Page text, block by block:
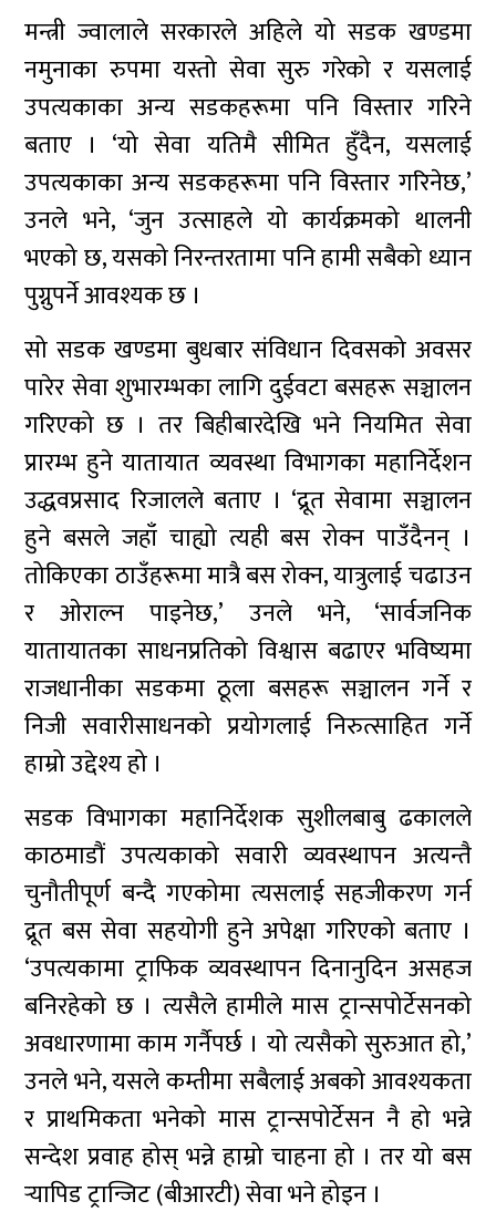
मन्त्री ज्वालाले सरकारले अहिले यो सडक खण्डमा
नमुनाका रुपमा यस्तो सेवा सुरु गरेको र यसलाई
उपत्यकाका अन्य सडकहरूमा पनि विस्तार गरिने
बताए । ‘यो सेवा यतिमै सीमित हुँदैन, यसलाई
उपत्यकाका अन्य सडकहरूमा पनि विस्तार गरिनेछ,’
उनले भने, ‘जुन उत्साहले यो कार्यक्रमको थालनी
भएको छ, यसको निरन्तरतामा पनि हामी सबैको ध्यान
पुग्नुपर्ने आवश्यक छ ।
सो सडक खण्डमा बुधबार संविधान दिवसको अवसर
पारेर सेवा शुभारम्भका लागि दुईवटा बसहरू सञ्चालन
गरिएको छ । तर बिहीबारदेखि भने नियमित सेवा
प्रारम्भ हुने यातायात व्यवस्था विभागका महानिर्देशन
उद्धवप्रसाद रिजालले बताए । ‘द्रूत सेवामा सञ्चालन
हुने बसले जहाँ चाह्यो त्यही बस रोक्न पाउँदैनन् ।
तोकिएका ठाउँहरूमा मात्रै बस रोक्न, यात्रुलाई चढाउन
र ओराल्न पाइनेछ,’ उनले भने, ‘सार्वजनिक
यातायातका साधनप्रतिको विश्वास बढाएर भविष्यमा
राजधानीका सडकमा ठूला बसहरू सञ्चालन गर्ने र
निजी सवारीसाधनको प्रयोगलाई निरुत्साहित गर्ने
हाम्रो उद्देश्य हो ।
सडक विभागका महानिर्देशक सुशीलबाबु ढकालले
काठमाडौं उपत्यकाको सवारी व्यवस्थापन अत्यन्तै
चुनौतीपूर्ण बन्दै गएकोमा त्यसलाई सहजीकरण गर्न
द्रूत बस सेवा सहयोगी हुने अपेक्षा गरिएको बताए ।
‘उपत्यकामा ट्राफिक व्यवस्थापन दिनानुदिन असहज
बनिरहेको छ । त्यसैले हामीले मास ट्रान्सपोर्टेसनको
अवधारणामा काम गर्नैपर्छ । यो त्यसैको सुरुआत हो,’
उनले भने, यसले कम्तीमा सबैलाई अबको आवश्यकता
र प्राथमिकता भनेको मास ट्रान्सपोर्टेसन नै हो भन्ने
सन्देश प्रवाह होस् भन्ने हाम्रो चाहना हो । तर यो बस
र्‍यापिड ट्रान्जिट (बीआरटी) सेवा भने होइन ।